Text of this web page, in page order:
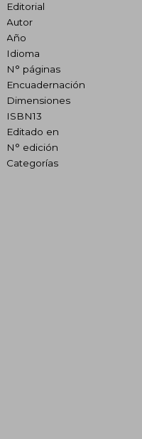
Editorial
Autor
Año
Idioma
N° páginas
Encuadernación
Dimensiones
ISBN13
Editado en
N° edición
Categorías